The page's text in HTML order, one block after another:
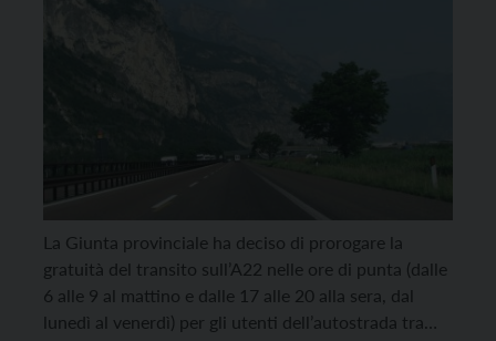
La Giunta provinciale ha deciso di prorogare la
gratuità del transito sull’A22 nelle ore di punta (dalle
6 alle 9 al mattino e dalle 17 alle 20 alla sera, dal
lunedì al venerdì) per gli utenti dell’autostrada tra